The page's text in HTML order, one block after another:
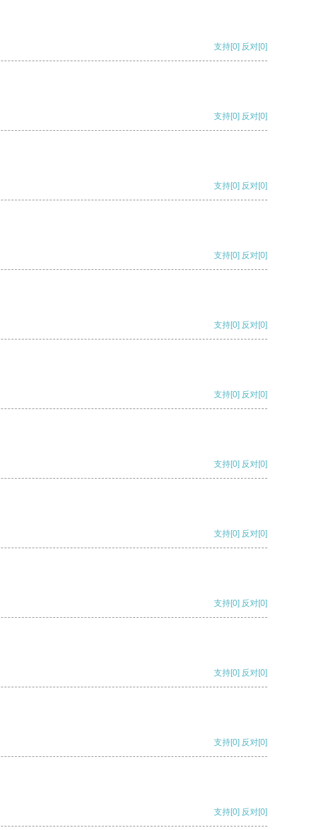
支持[0] 反对[0]
支持[0] 反对[0]
支持[0] 反对[0]
支持[0] 反对[0]
支持[0] 反对[0]
支持[0] 反对[0]
支持[0] 反对[0]
支持[0] 反对[0]
支持[0] 反对[0]
支持[0] 反对[0]
支持[0] 反对[0]
支持[0] 反对[0]